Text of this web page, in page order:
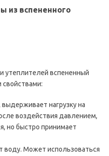
из вспененного
утеплителей вспененный
нагрузку на
воздействия давлением,
но быстро принимает
воду. Может использоваться